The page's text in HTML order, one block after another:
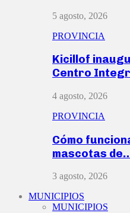
5 agosto, 2026
PROVINCIA
Kicillof
Centro
4 agosto, 2026
PROVINCIA
Cómo
mascotas
3 agosto, 2026
MUNICIPIOS
MUNICIPIOS